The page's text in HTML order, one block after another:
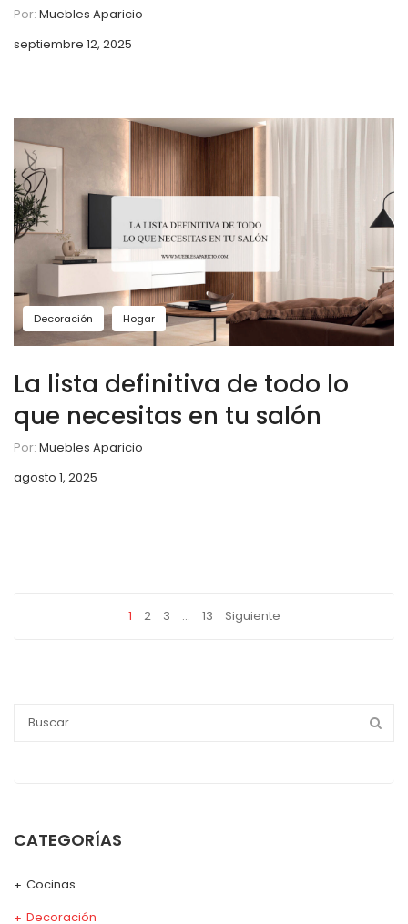
Por: Muebles Aparicio
septiembre 12, 2025
Decoración Hogar
La lista definitiva de todo lo
que necesitas en tu salón
Por: Muebles Aparicio
agosto 1, 2025
1 2 3 … 13 Siguiente
CATEGORÍAS
Cocinas
Decoración